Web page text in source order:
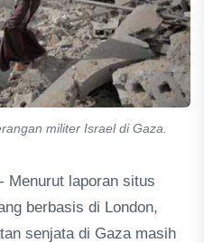
militer Israel di Gaza.
Menurut laporan situs
berbasis di London,
senjata di Gaza masih